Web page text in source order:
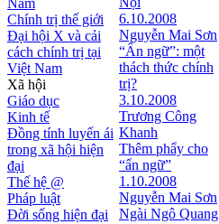
Nam
Chính trị thế giới
Đại hội X và cải
cách chính trị tại
Việt Nam
Xã hội
Giáo dục
Kinh tế
Đồng tính luyến ái
trong xã hội hiện
đại
Thế hệ @
Pháp luật
Đời sống hiện đại
6.10.2008
Nguyễn Mai Sơn
“Ẩn ngữ”: một
thách thức chính
trị?
3.10.2008
Trương Công
Khanh
Thêm phẩy cho
“ẩn ngữ”
1.10.2008
Nguyễn Mai Sơn
Ngài Ngô Quang